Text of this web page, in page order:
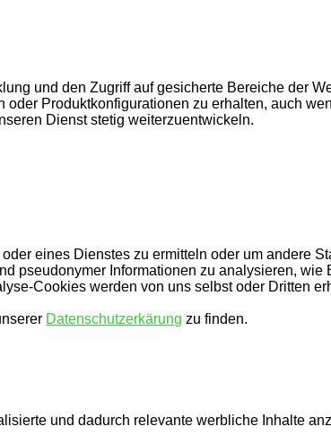
und den Zugriff auf gesicherte Bereiche der
Produktkonfigurationen zu erhalten, auch
Dienst stetig weiterzuentwickeln.
eines Dienstes zu ermitteln oder um andere
pseudonymer Informationen zu analysieren,
Cookies werden von uns selbst oder Dritten
Datenschutzerkärung zu finden.
und dadurch relevante werbliche Inhalte